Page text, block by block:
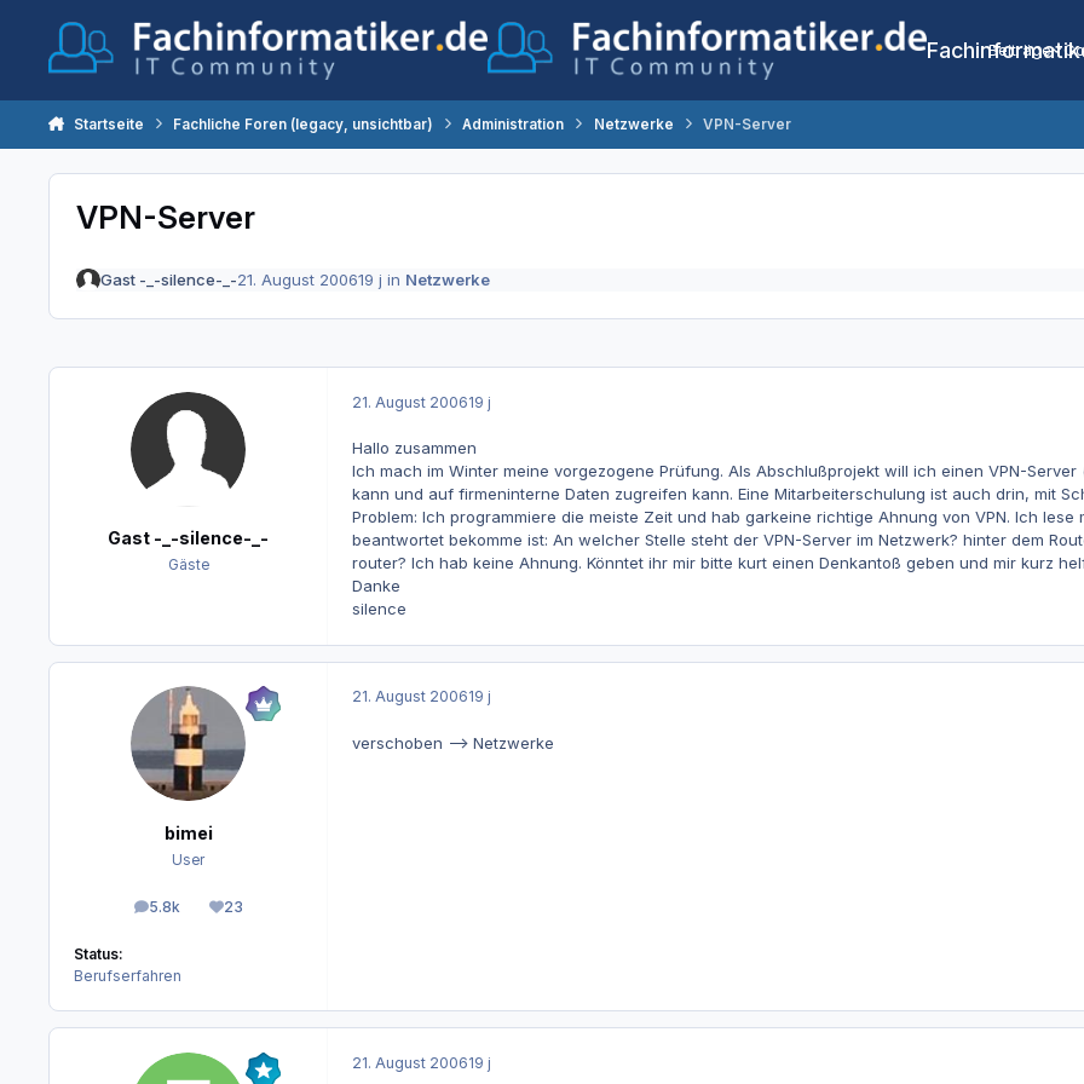
Beiträge
Startseite Fachliche Foren (legacy, unsichtbar) Administration Netzwerke VPN-Server
VPN-Server
Gast -_-silence-_-21. August 200619 j in Netzwerke
Gast -_-silence-_-
Gäste
21. August 200619 j
Hallo zusammen
Ich mach im Winter meine vorgezogene Prüfung. Als Abschlußprojekt will ich einen VPN-
kann und auf firmeninterne Daten zugreifen kann. Eine Mitarbeiterschulung ist auch drin, mit
Problem: Ich programmiere die meiste Zeit und hab garkeine richtige Ahnung von VPN. Ich
beantwortet bekomme ist: An welcher Stelle steht der VPN-Server im Netzwerk? hinter dem
router? Ich hab keine Ahnung. Könntet ihr mir bitte kurt einen Denkantoß geben und mir kurz
Danke
silence
bimei
User
5.8k
Beiträge 23
Reputation
Status:
Berufserfahren
21. August 200619 j
verschoben --> Netzwerke
21. August 200619 j